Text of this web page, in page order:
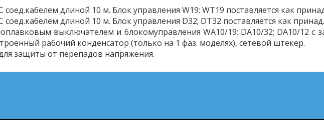
длиной 10 м. Блок управления W19; WT19 поставляется как
длиной 10 м. Блок управления D32; DT32 поставляется как
выключателем и блокомуправления WA10/19; DA10/32; DA10/12 с
рабочий конденсатор (только на 1 фаз. моделях), сетевой штекер.
защиты от перепадов напряжения.